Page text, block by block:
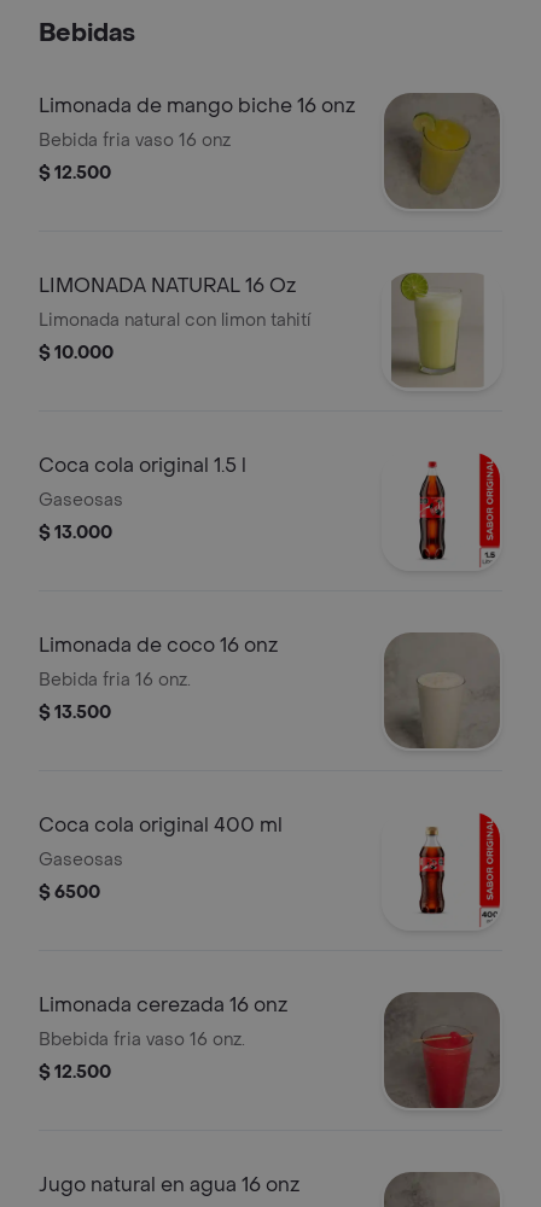
Bebidas
Limonada de mango biche 16 onz
Bebida fria vaso 16 onz
$ 12.500
LIMONADA NATURAL 16 Oz
Limonada natural con limon tahití
$ 10.000
Coca cola original 1.5 l
Gaseosas
$ 13.000
Limonada de coco 16 onz
Bebida fria 16 onz.
$ 13.500
Coca cola original 400 ml
Gaseosas
$ 6500
Limonada cerezada 16 onz
Bbebida fria vaso 16 onz.
$ 12.500
Jugo natural en agua 16 onz